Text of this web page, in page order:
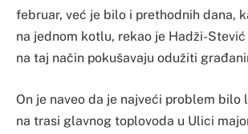
februar, već je bilo i prethodnih dana,
na jednom kotlu, rekao je Hadži-
na taj način pokušavaju odužiti
On je naveo da je najveći problem bilo
na trasi glavnog toplovoda u Ulici